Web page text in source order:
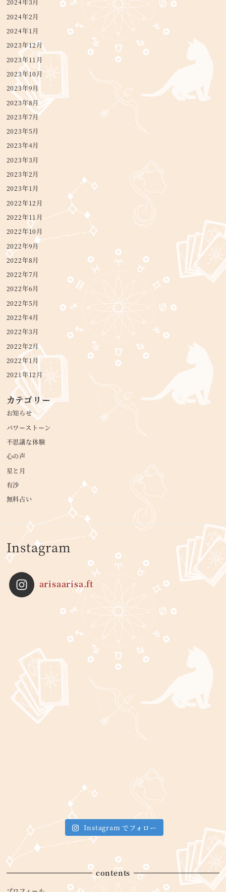
2024年3月
2024年2月
2024年1月
2023年12月
2023年11月
2023年10月
2023年9月
2023年8月
2023年7月
2023年5月
2023年4月
2023年3月
2023年2月
2023年1月
2022年12月
2022年11月
2022年10月
2022年9月
2022年8月
2022年7月
2022年6月
2022年5月
2022年4月
2022年3月
2022年2月
2022年1月
2021年12月
カテゴリー
お知らせ
パワーストーン
不思議な体験
心の声
星と月
有沙
無料占い
Instagram
arisaarisa.ft
Instagram でフォロー
contents